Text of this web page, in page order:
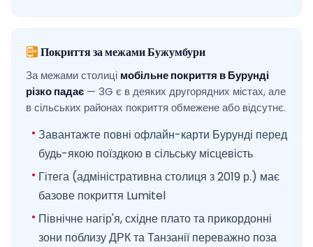
Покриття за межами Бужумбури
За межами столиці мобільне покриття в Бурунді
різко падає — 3G є в деяких другорядних містах, але
в сільських районах покриття обмежене або відсутнє.
Завантажте повні офлайн-карти Бурунді перед
будь-якою поїздкою в сільську місцевість
Гітега (адміністративна столиця з 2019 р.) має
базове покриття Lumitel
Північне нагір'я, східне плато та прикордонні
зони поблизу ДРК та Танзанії переважно поза